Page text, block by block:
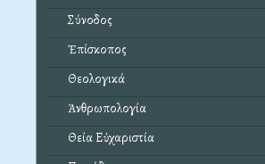
Σύνοδος
Ἐπίσκοπος
Θεολογικά
Ἀνθρωπολογία
Θεία Εὐχαριστία